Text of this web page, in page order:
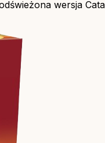
wersja